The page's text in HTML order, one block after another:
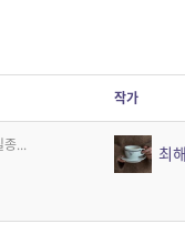
작가
종... 최